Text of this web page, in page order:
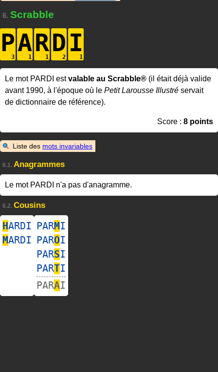
6. Scrabble
PARDI
Le mot PARDI estvalable au Scrabble® (il était déjà valide
avant 1990, à l'époque où le Petit Larousse Illustré servait
de dictionnaire de référence).
Score : 8 points
Liste des mots invariables
6.1. Anagrammes
Le mot PARDI n'a pas d'anagramme.
6.2. Cousins
HARDI
MARDI
PARMI
PAROI
PARSI
PARTI
PARAI